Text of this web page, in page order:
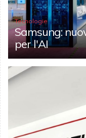
Tecnologie
Samsung:
per l'AI